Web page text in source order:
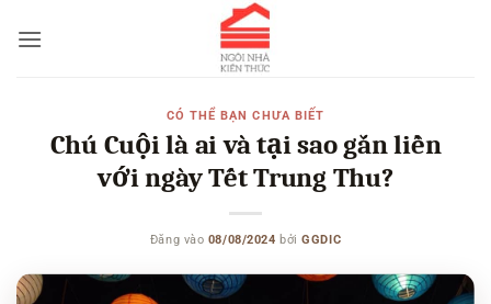
qua
CÓ THỂ BẠN CHƯA BIẾT
Chú Cuội là ai và tại sao gắn liền
với ngày Tết Trung Thu?
Đăng vào 08/08/2024 bởiGGDIC